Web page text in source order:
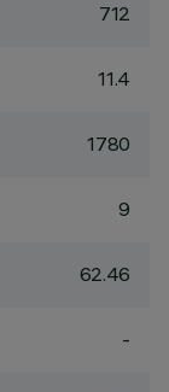
712
11.4
1780
9
62.46
-